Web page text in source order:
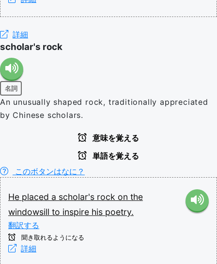
詳細
scholar's rock
名詞
An unusually shaped rock, traditionally appreciated
by Chinese scholars.
意味を覚える
単語を覚える
このボタンはなに？
He placed a scholar's rock on the
windowsill to inspire his poetry.
翻訳する
聞き取れるようになる
詳細